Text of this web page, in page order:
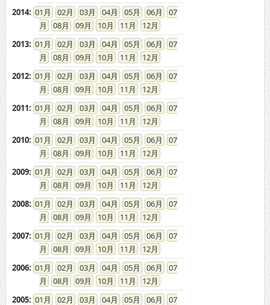
2014: 01 02 03 04 05 06
07
08
09 10 11
12
2013: 01 02 03 04 05 06
07
08
09 10 11
12
2012: 01 02 03 04 05 06
07
08
09 10 11
12
2011: 01 02 03 04 05 06
07
08
09 10 11
12
2010: 01 02 03 04 05 06
07
08
09 10 11
12
2009: 01 02 03 04 05 06
07
08
09 10 11
12
2008: 01 02 03 04 05 06
07
08
09 10 11
12
2007: 01 02 03 04 05 06
07
08
09 10 11
12
2006: 01 02 03 04 05 06
07
08
09 10 11
12
2005: 01 02 03 04 05 06
07